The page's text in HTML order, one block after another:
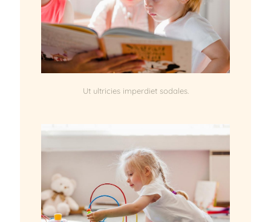
Ut ultricies imperdiet sodales.